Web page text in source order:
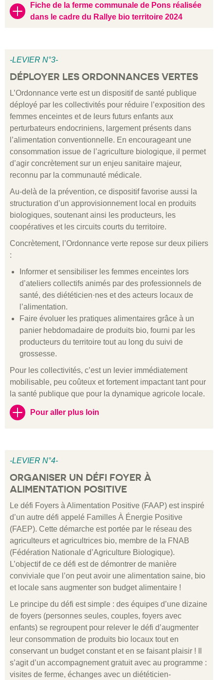
Fiche de la ferme communale de Pons réalisée
dans le cadre du Rallye bio territoire 2024
-LEVIER N°3-
DÉPLOYER LES ORDONNANCES VERTES
L’Ordonnance verte est un dispositif de santé publique
déployé par les collectivités pour réduire l’exposition des
femmes enceintes et de leurs futurs enfants aux
perturbateurs endocriniens, largement présents dans
l’alimentation conventionnelle. En encourageant une
consommation issue de l’agriculture biologique, il permet
d’agir concrètement sur un enjeu sanitaire majeur,
reconnu par la communauté médicale.
Au-delà de la prévention, ce dispositif favorise aussi la
structuration d’un approvisionnement local en produits
biologiques, soutenant ainsi les producteurs, les
coopératives et les circuits courts du territoire.
Concrètement, l’Ordonnance verte repose sur deux piliers
:
Informer et sensibiliser les femmes enceintes lors
d’ateliers collectifs animés par des professionnels de
santé, des diététicien·nes et des acteurs locaux de
l’alimentation.
Faire évoluer les pratiques alimentaires grâce à un
panier hebdomadaire de produits bio, fourni par les
producteurs du territoire tout au long du suivi de
grossesse.
Pour les collectivités, c’est un levier immédiatement
mobilisable, peu coûteux et fortement impactant tant pour
la santé publique que pour la dynamique agricole locale.
Pour aller plus loin
-LEVIER N°4-
ORGANISER UN DÉFI FOYER À
ALIMENTATION POSITIVE
Le défi Foyers à Alimentation Positive (FAAP) est inspiré
d’un autre défi appelé Familles À Énergie Positive
(FAEP). Cette démarche est portée par le réseau des
agriculteurs et agricultrices bio, membre de la FNAB
(Fédération Nationale d’Agriculture Biologique).
L’objectif de ce défi est de démontrer de manière
conviviale que l’on peut avoir une alimentation saine, bio
et locale sans augmenter son budget alimentaire !
Le principe du défi est simple : des équipes d’une dizaine
de foyers (personnes seules, couples, foyers avec
enfants) se regroupent pour relever le défi d’augmenter
leur consommation de produits bio locaux tout en
conservant un budget constant et en se faisant plaisir ! Il
s’agit d’un accompagnement gratuit avec au programme :
visites de ferme, échanges avec un diététicien-